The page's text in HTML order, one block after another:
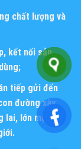
chất lượng và
kết nối sản
tiếp gửi đến
đường xây
lai, lớn mạnh